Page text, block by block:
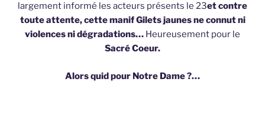
largement informé les acteurs présents le 23et contre
toute attente, cette manif Gilets jaunes ne connut ni
violences ni dégradations… Heureusement pour le
Sacré Coeur.
Alors quid pour Notre Dame ?…